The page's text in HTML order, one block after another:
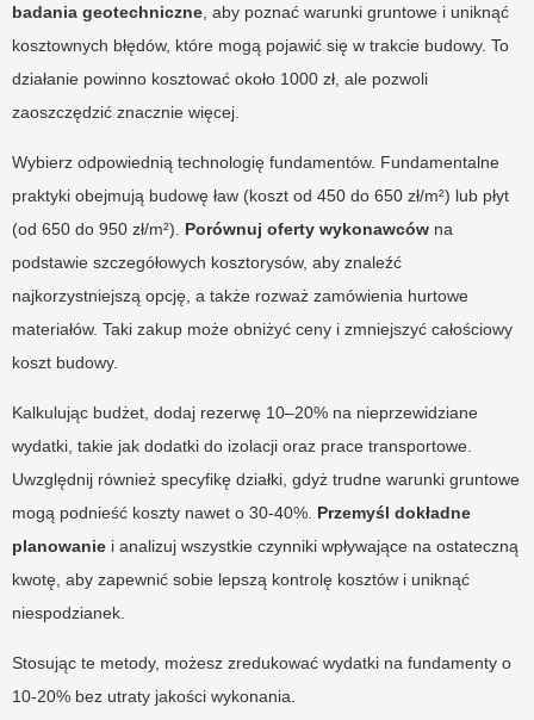
badania geotechniczne, aby poznać warunki gruntowe i uniknąć
kosztownych błędów, które mogą pojawić się w trakcie budowy. To
działanie powinno kosztować około 1000 zł, ale pozwoli
zaoszczędzić znacznie więcej.
Wybierz odpowiednią technologię fundamentów. Fundamentalne
praktyki obejmują budowę ław (koszt od 450 do 650 zł/m²) lub płyt
(od 650 do 950 zł/m²). Porównuj oferty wykonawców na
podstawie szczegółowych kosztorysów, aby znaleźć
najkorzystniejszą opcję, a także rozważ zamówienia hurtowe
materiałów. Taki zakup może obniżyć ceny i zmniejszyć całościowy
koszt budowy.
Kalkulując budżet, dodaj rezerwę 10–20% na nieprzewidziane
wydatki, takie jak dodatki do izolacji oraz prace transportowe.
Uwzględnij również specyfikę działki, gdyż trudne warunki gruntowe
mogą podnieść koszty nawet o 30-40%. Przemyśl dokładne
planowanie i analizuj wszystkie czynniki wpływające na ostateczną
kwotę, aby zapewnić sobie lepszą kontrolę kosztów i uniknąć
niespodzianek.
Stosując te metody, możesz zredukować wydatki na fundamenty o
10-20% bez utraty jakości wykonania.